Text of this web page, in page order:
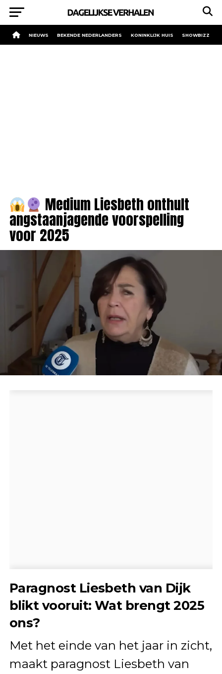
NIEUWS BEKENDE NEDERLANDERS KONINKLIJK HUIS SHOWBIZZ
Medium Liesbeth onthult
angstaanjagende voorspelling
voor 2025
Paragnost Liesbeth van Dijk
blikt vooruit: Wat brengt 2025
ons?
Met het einde van het jaar in zicht,
maakt paragnost Liesbeth van